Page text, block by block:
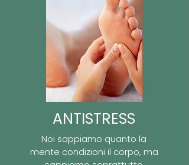
ANTISTRESS
Noi sappiamo quanto la
mente condizioni il corpo, ma